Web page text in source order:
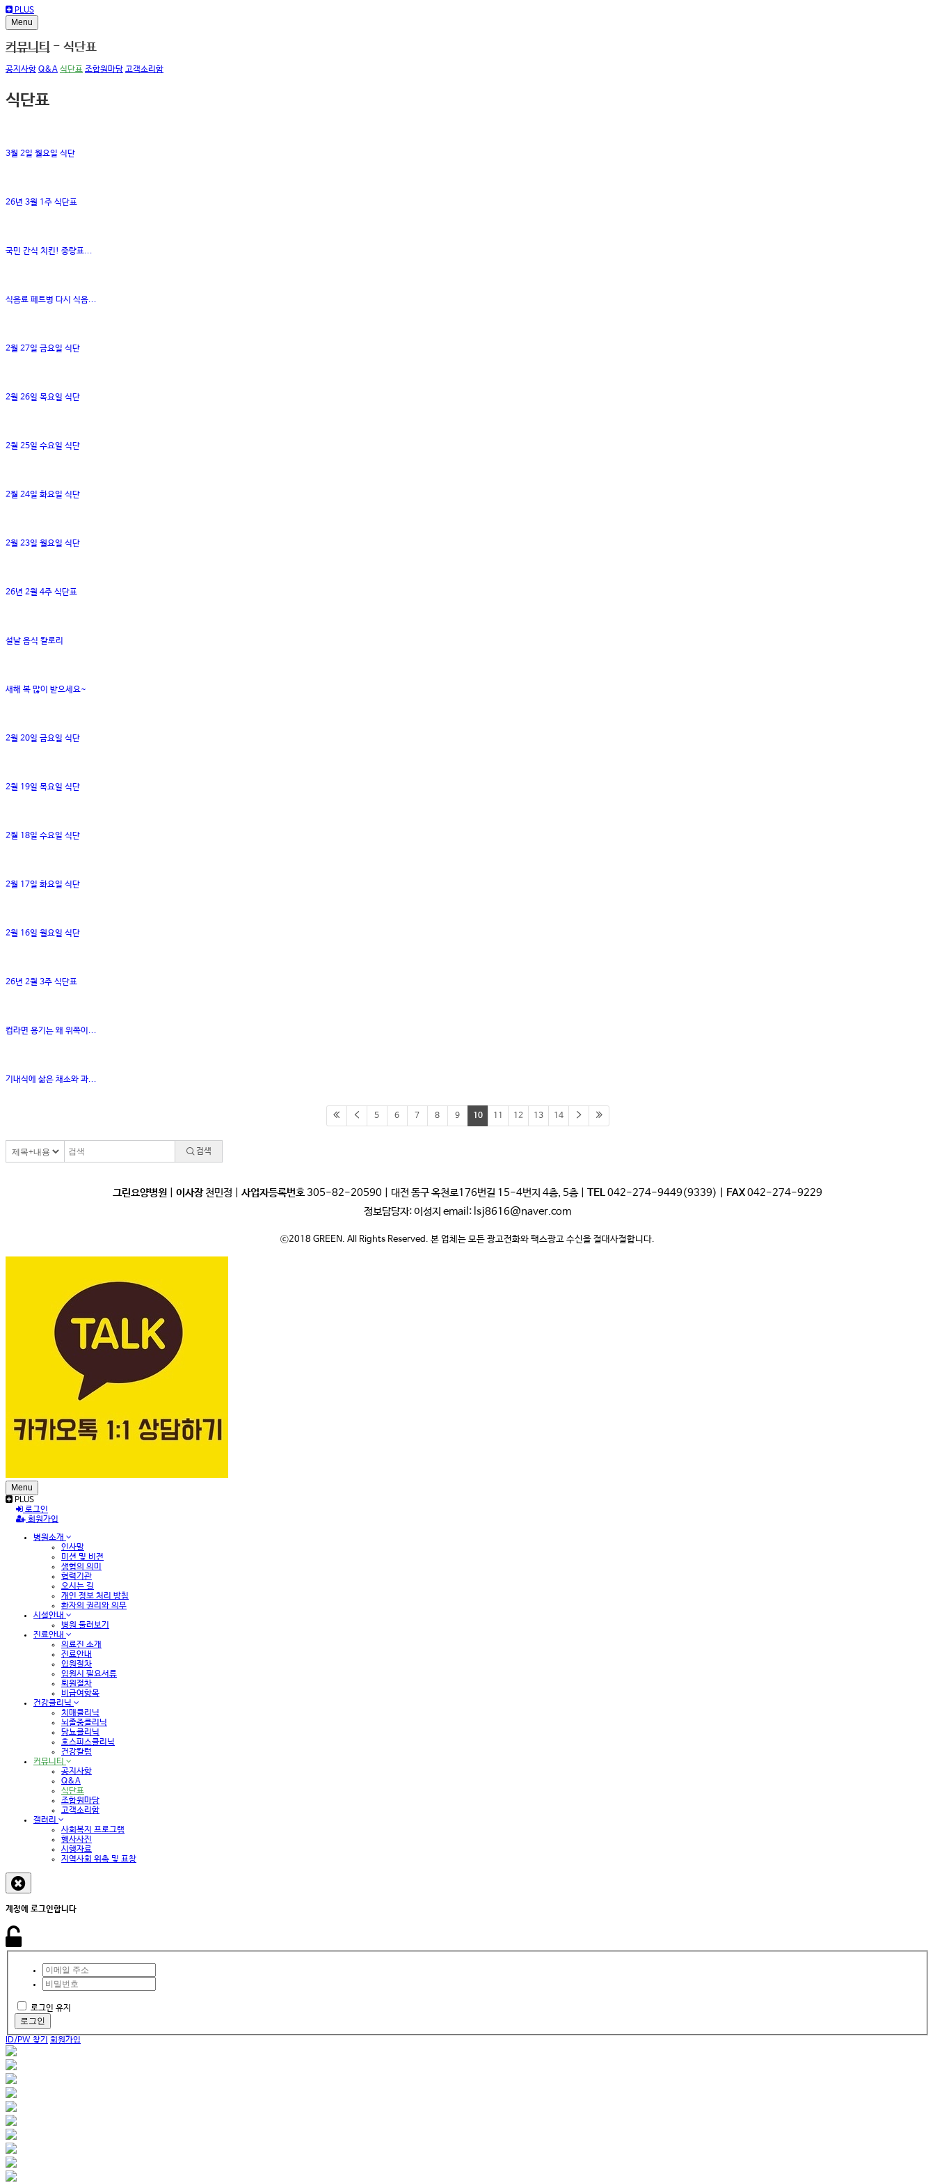
PLUS
Menu
커뮤니티 - 식단표
공지사항 Q&A 식단표 조합원마당 고객소리함
식단표
3월 2일 월요일 식단
26년 3월 1주 식단표
국민 간식 치킨! 중량표...
식음료 페트병 다시 식음...
2월 27일 금요일 식단
2월 26일 목요일 식단
2월 25일 수요일 식단
2월 24일 화요일 식단
2월 23일 월요일 식단
26년 2월 4주 식단표
설날 음식 칼로리
새해 복 많이 받으세요~
2월 20일 금요일 식단
2월 19일 목요일 식단
2월 18일 수요일 식단
2월 17일 화요일 식단
2월 16일 월요일 식단
26년 2월 3주 식단표
컵라면 용기는 왜 위쪽이...
기내식에 삶은 채소와 과...
5 6 7 8 9 10 11 12 13 14
검색
그린요양병원 이사장천민정 | 사업자등록번호305-82-20590 | 대전 동구 옥천로176번길 15-4번지 4층, 5층 | TEL042-274-9449(9339) | FAX042-274-9229
정보담당자: 이성지 email: lsj8616@naver.com
ⓒ2018 GREEN. All Rights Reserved. 본 업체는 모든 광고전화와 팩스광고 수신을 절대사절합니다.
Menu
PLUS
로그인
회원가입
병원소개
인사말
미션 및 비젼
생협의 의미
협력기관
오시는 길
개인 정보 처리 방침
환자의 권리와 의무
시설안내
병원 둘러보기
진료안내
의료진 소개
진료안내
입원절차
입원시 필요서류
퇴원절차
비급여항목
건강클리닉
치매클리닉
뇌졸중클리닉
당뇨클리닉
호스피스클리닉
건강칼럼
커뮤니티
공지사항
Q&A
식단표
조합원마당
고객소리함
갤러리
사회복지 프로그램
행사사진
시행자료
지역사회 위촉 및 표창
계정에 로그인합니다
로그인 유지
로그인
ID/PW 찾기 회원가입